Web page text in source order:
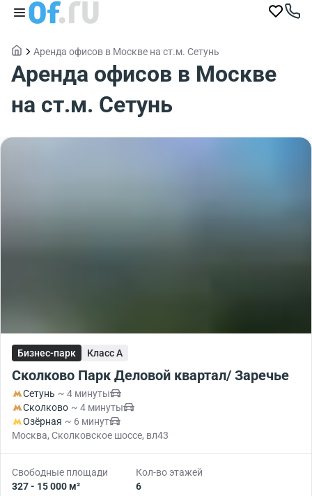
Аренда офисов в Москве на ст.м. Сетунь
Аренда офисов в Москве
на ст.м. Сетунь
Бизнес-парк Класс A
Сколково Парк Деловой квартал/ Заречье
Сетунь ~ 4 минуты
Сколково ~ 4 минуты
Озёрная ~ 6 минут
Москва, Сколковское шоссе, вл43
Свободные площади
327 - 15 000 м²
Кол-во этажей
6